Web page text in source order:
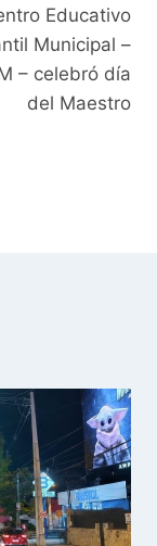
Educativo
Municipal –
– celebró día
del Maestro